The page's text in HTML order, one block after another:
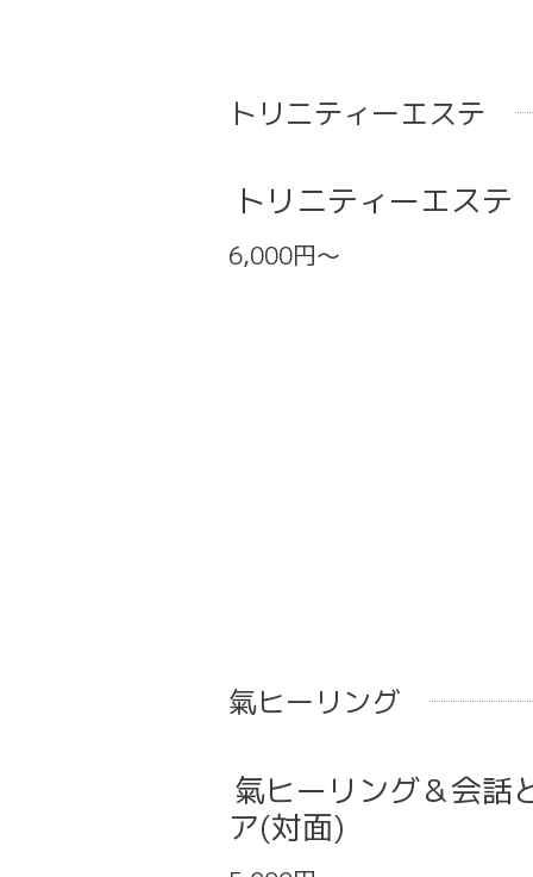
トリニティーエステ
トリニティーエステ
6,000円～
氣ヒーリング
氣ヒーリング＆会話
ア(対面)